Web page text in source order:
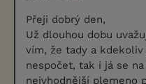
Přeji dobrý den,
Už dlouhou dobu
vím, že tady a
nespočet, tak i já se
nejvhodnější plemeno